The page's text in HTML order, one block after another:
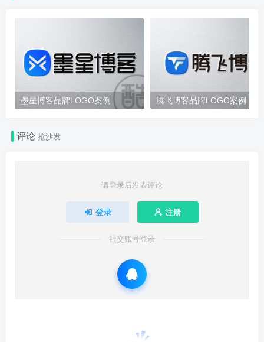
墨星博客品牌LOGO案例 腾飞博客品牌LOGO案例
评论抢沙发
请登录后发表评论
登录 注册
社交账号登录